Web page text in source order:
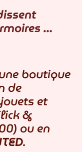
…
boutique
de
et
&
ou en
.